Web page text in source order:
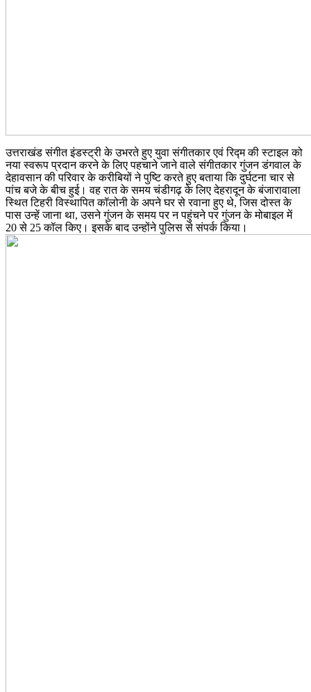
उत्तराखंड संगीत इंडस्ट्री के उभरते हुए युवा संगीतकार एवं रिद्म की स्टाइल को
नया स्वरूप प्रदान करने के लिए पहचाने जाने वाले संगीतकार गुंजन डंगवाल के
देहावसान की परिवार के करीबियों ने पुष्टि करते हुए बताया कि दुर्घटना चार से
पांच बजे के बीच हुई। वह रात के समय चंडीगढ़ के लिए देहरादून के बंजारावाला
स्थित टिहरी विस्थापित कॉलोनी के अपने घर से रवाना हुए थे, जिस दोस्त के
पास उन्हें जाना था, उसने गुंजन के समय पर न पहुंचने पर गुंजन के मोबाइल में
20 से 25 कॉल किए। इसके बाद उन्होंने पुलिस से संपर्क किया।